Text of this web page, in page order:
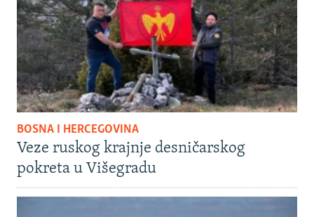
BOSNA I HERCEGOVINA
Veze ruskog krajnje desničarskog
pokreta u Višegradu